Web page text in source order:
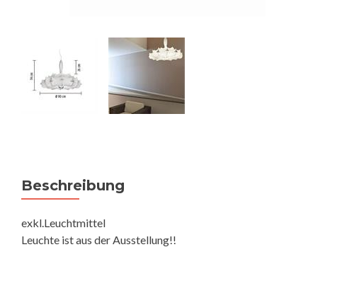
Beschreibung
exkl.Leuchtmittel
Leuchte ist aus der Ausstellung!!